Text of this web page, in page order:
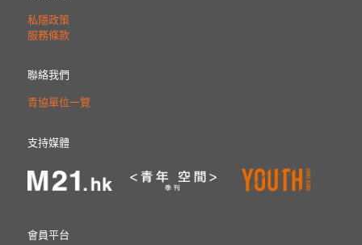
私隱政策
服務條款
聯絡我們
青協單位一覽
支持媒體
會員平台